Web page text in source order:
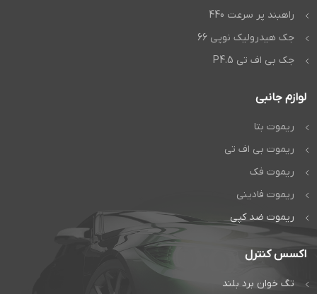
راهبند پر سرعت 440
جک هیدرولیک نوپی 66
جک بی اف تی P4.5
لوازم جانبی
ریموت بتا
ریموت بی اف تی
ریموت فک
ریموت فادینی
ریموت ضد کپی
اکسس کنترل
تگ خوان برد بلند